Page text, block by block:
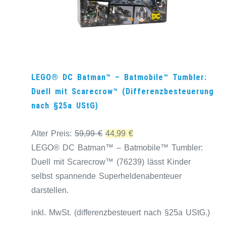
LEGO® DC Batman™ – Batmobile™ Tumbler:
Duell mit Scarecrow™ (Differenzbesteuerung
nach §25a UStG)
Alter Preis: 59,99€ Ursprünglicher
Preis
war:
59,99 €
44,99€Aktueller
Preis
ist:
44,99 €.
LEGO® DC Batman™ – Batmobile™ Tumbler:
Duell mit Scarecrow™ (76239) lässt Kinder
selbst spannende Superheldenabenteuer
darstellen.
inkl. MwSt. (differenzbesteuert nach §25a UStG.)